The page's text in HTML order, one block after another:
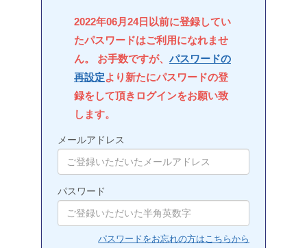
2022年06月24日以前に登録してい
たパスワードはご利用になれませ
ん。 お手数ですが、 パスワードの
再設定より新たにパスワードの登
録をして頂きログインをお願い致
します。
メールアドレス
パスワード
パスワードをお忘れの方はこちらから